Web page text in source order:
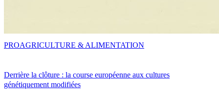
Derrière la clôture : la course européenne aux cultures
génétiquement modifiées
PROAGRICULTURE & ALIMENTATION